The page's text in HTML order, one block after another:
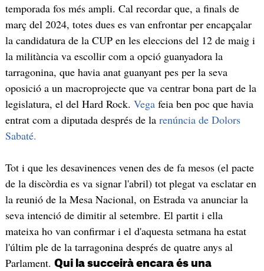
temporada fos més ampli. Cal recordar que, a finals de
març del 2024, totes dues es van enfrontar per encapçalar
la candidatura de la CUP en les eleccions del 12 de maig i
la militància va escollir com a opció guanyadora la
tarragonina, que havia anat guanyant pes per la seva
oposició a un macroprojecte que va centrar bona part de la
legislatura, el del Hard Rock. Vegafeia ben poc que havia
entrat com a diputada després de la renúncia de Dolors
Sabaté.
Tot i que les desavinences venen des de fa mesos (el pacte
de la discòrdia es va signar l'abril) tot plegat va esclatar en
la reunió de la Mesa Nacional, on Estrada va anunciar la
seva intenció de dimitir al setembre. El partit i ella
mateixa ho van confirmar i el d'aquesta setmana ha estat
l'últim ple de la tarragonina després de quatre anys al
Parlament. Qui la succeirà encara és una